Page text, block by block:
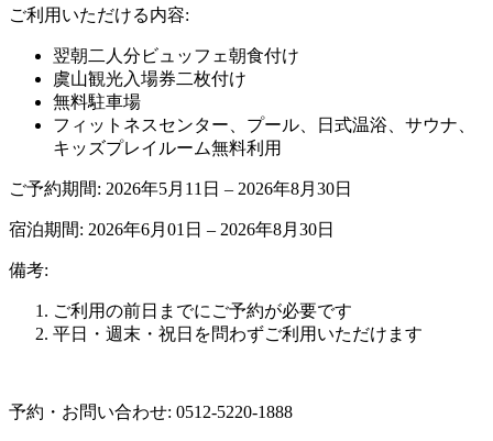
ご利用いただける内容:
翌朝二人分ビュッフェ朝食付け
虞山観光入場券二枚付け
無料駐車場
フィットネスセンター、プール、日式温浴、サウナ、
キッズプレイルーム無料利用
ご予約期間:​ 2026年5月11日 – 2026年8月30日
宿泊期間:​ 2026年6月01日 – 2026年8月30日
備考:
ご利用の前日までにご予約が必要です
平日・週末・祝日を問わずご利用いただけます
予約・お問い合わせ:​ 0512-5220-1888